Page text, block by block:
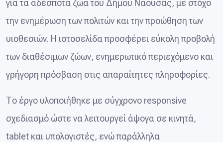
για τα αδέσποτα ζώα του Δήμου Νάουσας, με στόχο
την ενημέρωση των πολιτών και την προώθηση των
υιοθεσιών. Η ιστοσελίδα προσφέρει εύκολη προβολή
των διαθέσιμων ζώων, ενημερωτικό περιεχόμενο και
γρήγορη πρόσβαση στις απαραίτητες πληροφορίες.
Το έργο υλοποιήθηκε με σύγχρονο responsive
σχεδιασμό ώστε να λειτουργεί άψογα σε κινητά,
tablet και υπολογιστές, ενώ παράλληλα